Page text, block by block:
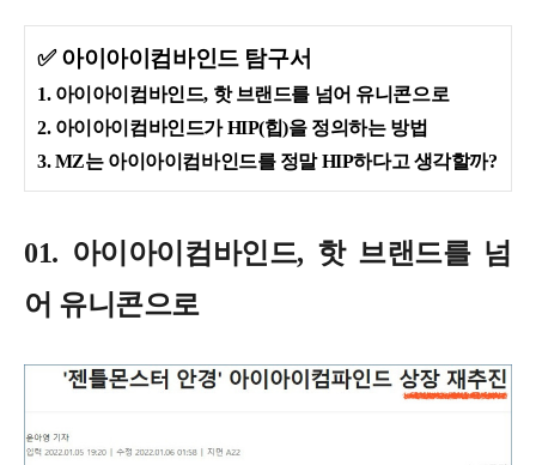
✅ 아이아이컴바인드 탐구서
1. 아이아이컴바인드, 핫 브랜드를 넘어 유니콘으로
2. 아이아이컴바인드가 HIP(힙)을 정의하는 방법
3. MZ는 아이아이컴바인드를 정말 HIP하다고 생각할까?
01. 아이아이컴바인드, 핫 브랜드를 넘
어 유니콘으로